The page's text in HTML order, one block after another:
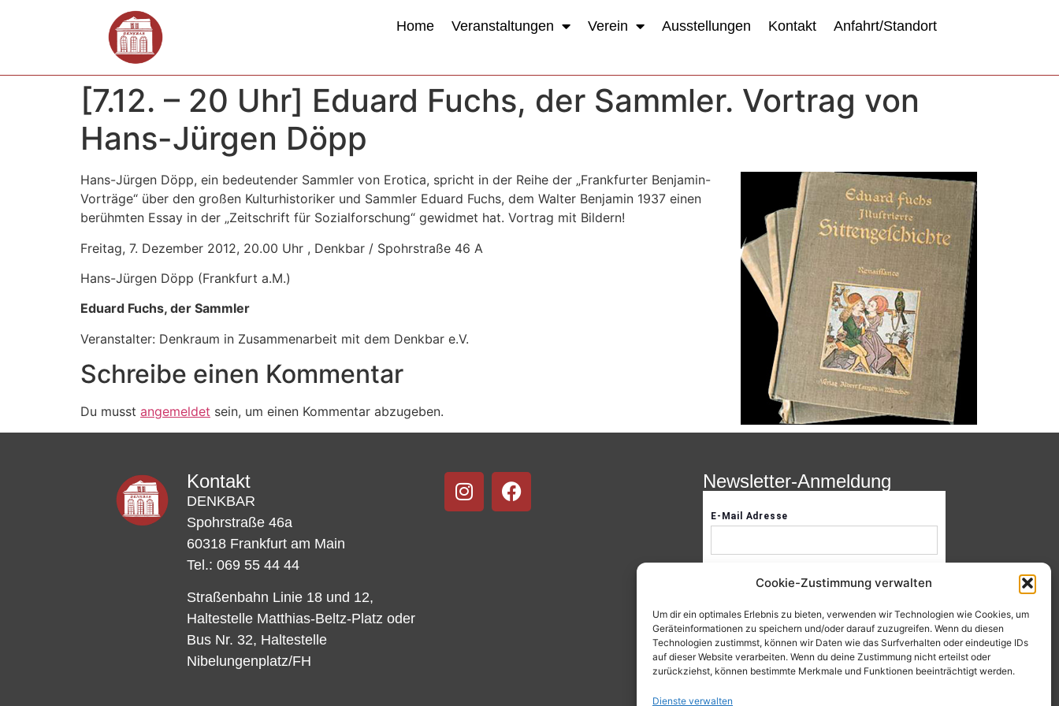
Cookie-Zustimmung verwalten
Um dir ein optimales Erlebnis zu bieten, verwenden wir Technologien wie Cookies, um
Geräteinformationen zu speichern und/oder darauf zuzugreifen. Wenn du diesen
Technologien zustimmst, können wir Daten wie das Surfverhalten oder eindeutige IDs
auf dieser Website verarbeiten. Wenn du deine Zustimmung nicht erteilst oder
zurückziehst, können bestimmte Merkmale und Funktionen beeinträchtigt werden.
Dienste verwalten
Home Veranstaltungen Verein Ausstellungen Kontakt Anfahrt/Standort
[7.12. – 20 Uhr] Eduard Fuchs, der Sammler. Vortrag von
Hans-Jürgen Döpp
Hans-Jürgen Döpp, ein bedeutender Sammler von Erotica, spricht in der Reihe der „Frankfurter Benjamin-
Vorträge“ über den großen Kulturhistoriker und Sammler Eduard Fuchs, dem Walter Benjamin 1937 einen
berühmten Essay in der „Zeitschrift für Sozialforschung“ gewidmet hat. Vortrag mit Bildern!
Freitag, 7. Dezember 2012, 20.00 Uhr , Denkbar / Spohrstraße 46 A
Hans-Jürgen Döpp (Frankfurt a.M.)
Eduard Fuchs, der Sammler
Veranstalter: Denkraum in Zusammenarbeit mit dem Denkbar e.V.
Schreibe einen Kommentar
Du musst angemeldet sein, um einen Kommentar abzugeben.
Kontakt
DENKBAR
Spohrstraße 46a
60318 Frankfurt am Main
Tel.: 069 55 44 44
Straßenbahn Linie 18 und 12,
Haltestelle Matthias-Beltz-Platz oder
Bus Nr. 32, Haltestelle
Nibelungenplatz/FH
Newsletter-Anmeldung